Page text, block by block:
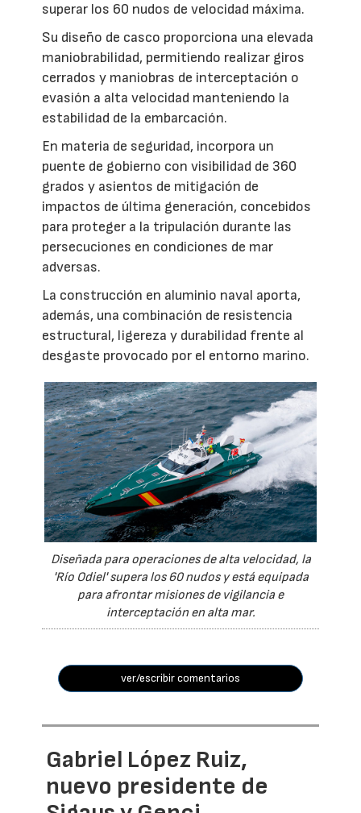
superar los 60 nudos de velocidad máxima.
Su diseño de casco proporciona una elevada
maniobrabilidad, permitiendo realizar giros
cerrados y maniobras de interceptación o
evasión a alta velocidad manteniendo la
estabilidad de la embarcación.
En materia de seguridad, incorpora un
puente de gobierno con visibilidad de 360
grados y asientos de mitigación de
impactos de última generación, concebidos
para proteger a la tripulación durante las
persecuciones en condiciones de mar
adversas.
La construcción en aluminio naval aporta,
además, una combinación de resistencia
estructural, ligereza y durabilidad frente al
desgaste provocado por el entorno marino.
Diseñada para operaciones de alta velocidad, la
'Río Odiel' supera los 60 nudos y está equipada
para afrontar misiones de vigilancia e
interceptación en alta mar.
ver/escribir comentarios
Gabriel López Ruiz,
nuevo presidente de